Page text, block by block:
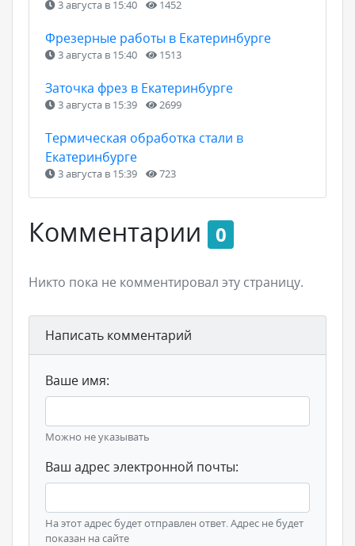
3 августа в 15:40 1452
Фрезерные работы в Екатеринбурге
3 августа в 15:40 1513
Заточка фрез в Екатеринбурге
3 августа в 15:39 2699
Термическая обработка стали в
Екатеринбурге
3 августа в 15:39 723
Комментарии 0
Никто пока не комментировал эту страницу.
Написать комментарий
Ваше имя:
Можно не указывать
Ваш адрес электронной почты:
На этот адрес будет отправлен ответ. Адрес не будет
показан на сайте